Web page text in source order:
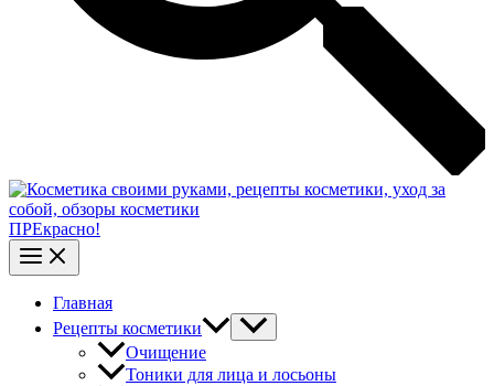
ПРЕкрасно!
Главная
Рецепты косметики
Очищение
Тоники для лица и лосьоны